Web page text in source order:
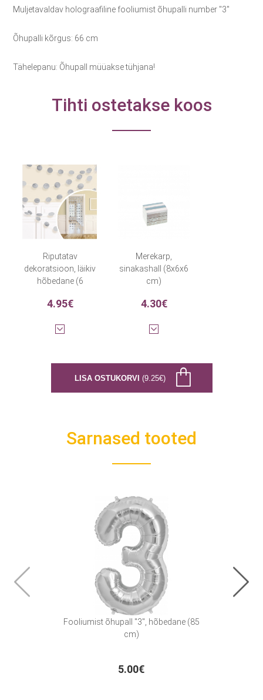
Muljetavaldav holograafiline fooliumist õhupalli number "3"
Õhupalli kõrgus: 66 cm
Tähelepanu: Õhupall müüakse tühjana!
Tihti ostetakse koos
Riputatav
dekoratsioon, läikiv
hõbedane (6
4.95€
Merekarp,
sinakashall (8x6x6
cm)
4.30€
LISA OSTUKORVI (9.25€)
Sarnased tooted
Fooliumist õhupall "3", hõbedane (85
cm)
5.00€